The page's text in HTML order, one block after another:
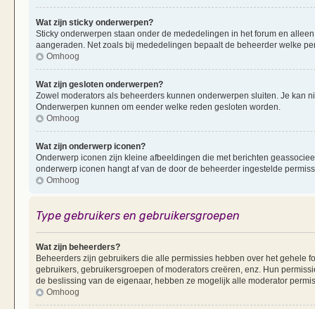
Wat zijn sticky onderwerpen?
Sticky onderwerpen staan onder de mededelingen in het forum en
aangeraden. Net zoals bij mededelingen bepaalt de beheerder welke
Omhoog
Wat zijn gesloten onderwerpen?
Zowel moderators als beheerders kunnen onderwerpen sluiten. Je kan
Onderwerpen kunnen om eender welke reden gesloten worden.
Omhoog
Wat zijn onderwerp iconen?
Onderwerp iconen zijn kleine afbeeldingen die met berichten
onderwerp iconen hangt af van de door de beheerder ingestelde
Omhoog
Type gebruikers en gebruikersgroepen
Wat zijn beheerders?
Beheerders zijn gebruikers die alle permissies hebben over het gehele
gebruikers, gebruikersgroepen of moderators creëren, enz. Hun
de beslissing van de eigenaar, hebben ze mogelijk alle moderator
Omhoog